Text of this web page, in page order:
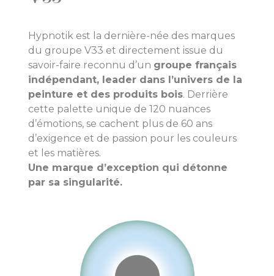
Hypnotik est la dernière-née des marques
du groupe V33 et directement issue du
savoir-faire reconnu d’un groupe français
indépendant, leader dans l’univers de la
peinture et des produits bois. Derrière
cette palette unique de 120 nuances
d’émotions, se cachent plus de 60 ans
d’exigence et de passion pour les couleurs
et les matières.
Une marque d’exception qui détonne
par sa singularité.